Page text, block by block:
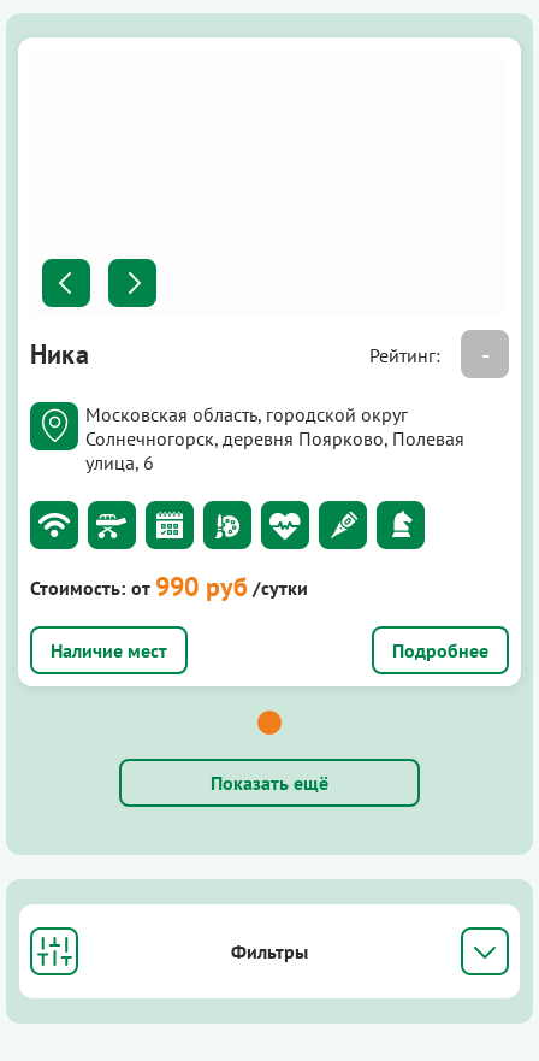
Ника Рейтинг: -
Московская область, городской округ
Солнечногорск, деревня Поярково, Полевая
улица, 6
Стоимость: от 990 руб /сутки
Подробнее
Показать ещё
Фильтры